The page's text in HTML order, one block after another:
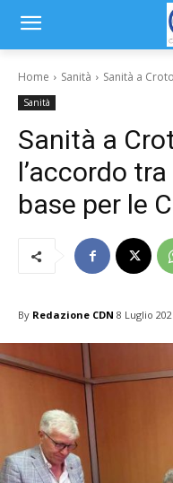
Home Sanità Sanità a
Sanità
Sanità a
l’accordo
base per le
By Redazione CDN 8 Luglio